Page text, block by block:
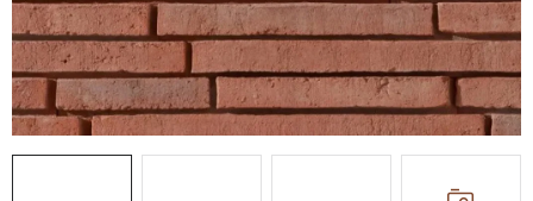
STAVEBNÍ CHEMIE
VZORKOVÉ OBKLADY